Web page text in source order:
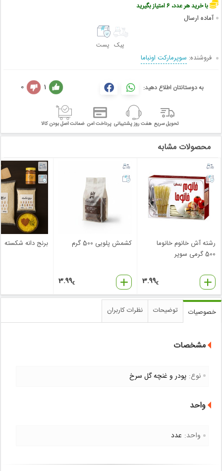
با خرید هر عدد، 6 امتیاز بگیرید
آماده ارسال
پیک پست
فروشنده: سوپرمارکت اونباما
به دوستانتان اطلاع دهید: 1
0
تحویل سریع هفت روز پشتیبانی پرداخت امن ضمانت اصل بودن کالا
محصولات مشابه
رشته آش خانوم خانوما
500 گرمی سوپر
3.99€
کشمش پلویی 500 گرم
3.99€
برنج دانه شکسته
خصوصیات توضیحات نظرات کاربران
مشخصات
نوع: پودر و غنچه گل سرخ
واحد
واحد: عدد